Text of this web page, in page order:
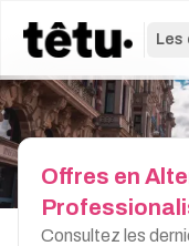
Les
Offres en
Consultez les